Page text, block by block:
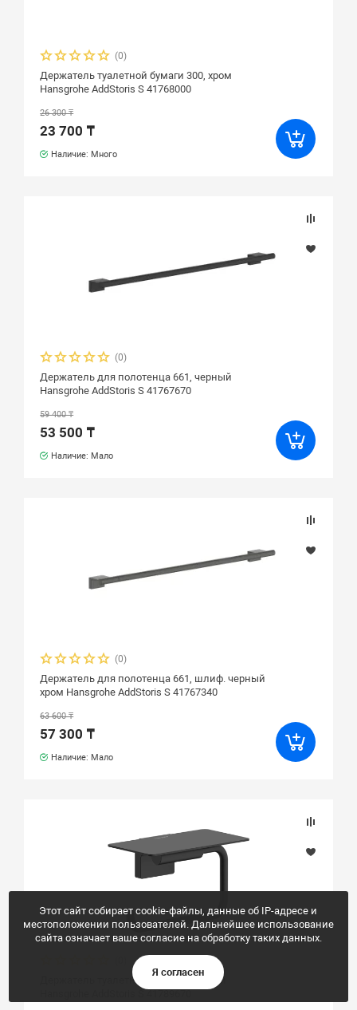
(0)
Держатель туалетной бумаги 300, хром
Hansgrohe AddStoris S 41768000
26 300 ₸
23 700 ₸
Наличие: Много
(0)
Держатель для полотенца 661, черный
Hansgrohe AddStoris S 41767670
59 400 ₸
53 500 ₸
Наличие: Мало
(0)
Держатель для полотенца 661, шлиф. черный
хром Hansgrohe AddStoris S 41767340
63 600 ₸
57 300 ₸
Наличие: Мало
Держатель туалетной бумаги, черный
Этот сайт собирает cookie-файлы, данные об IP-адресе и
местоположении пользователей. Дальнейшее использование
сайта означает ваше согласие на обработку таких данных.
Я согласен